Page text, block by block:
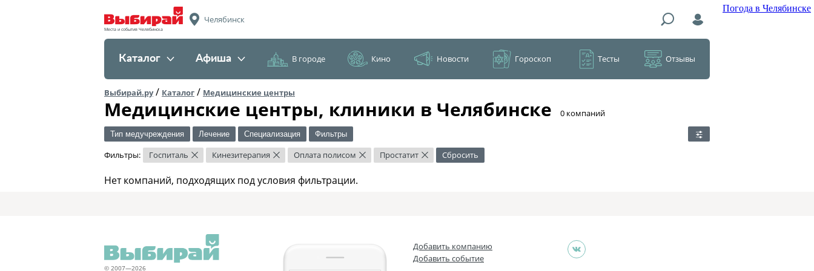
Погода в Челябинске
Места и события Челябинска
Челябинск
Каталог Афиша В городе Кино Новости Гороскоп Тесты Отзывы
Выбирай.ру/ Каталог / Медицинские центры
Медицинские центры, клиники в Челябинске ​0 компаний
Тип медучреждения Лечение Специализация Фильтры
Фильтры: Госпиталь × Кинезитерапия × Оплата полисом × Простатит × Сбросить
Нет компаний, подходящих под условия фильтрации.
© 2007—2026
Добавить компанию
Добавить событие